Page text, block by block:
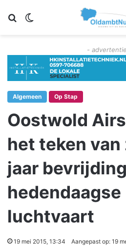
Zoeken
-
Algemeen Op Stap
Oostwold
het teken
jaar
hedendaagse
luchtvaart
19 mei 2015, 13:34 Aangepast op: 19